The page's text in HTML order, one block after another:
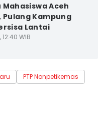
Mahasiswa Aceh
Pulang Kampung
Lantai
WIB
PTP Nonpetikemas